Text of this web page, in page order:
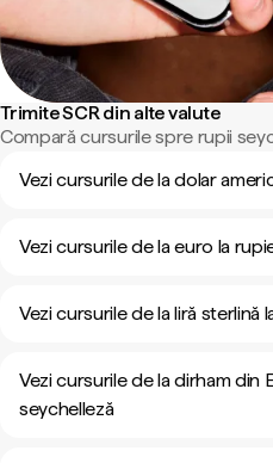
Trimite SCR din alte valute
Compară cursurile spre rupii
Vezi cursurile de la dolar
Vezi cursurile de la euro la
Vezi cursurile de la liră sterlină
Vezi cursurile de la dirham din
seychelleză